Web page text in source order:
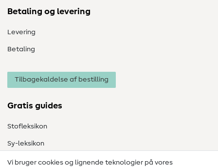
Betaling og levering
Levering
Betaling
Tilbagekaldelse af bestilling
Gratis guides
Stofleksikon
Sy-leksikon
Syvejledninger
Vi bruger cookies og lignende teknologier på vores